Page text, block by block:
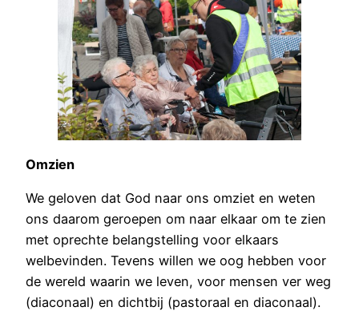
Omzien
We geloven dat God naar ons omziet en weten
ons daarom geroepen om naar elkaar om te zien
met oprechte belangstelling voor elkaars
welbevinden. Tevens willen we oog hebben voor
de wereld waarin we leven, voor mensen ver weg
(diaconaal) en dichtbij (pastoraal en diaconaal).